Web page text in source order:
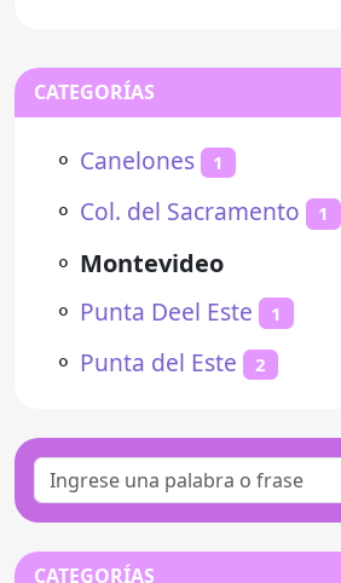
CATEGORÍAS
⚬ Canelones 1
⚬ Col. del Sacramento 1
⚬ Montevideo
⚬ Punta Deel Este 1
⚬ Punta del Este 2
CATEGORÍAS